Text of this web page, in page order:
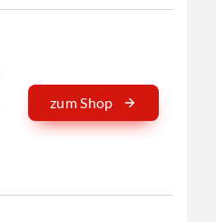
zum Shop